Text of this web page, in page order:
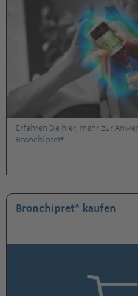
Erfahren Sie hier, mehr zur
Bronchipret®
Bronchipret® kaufen